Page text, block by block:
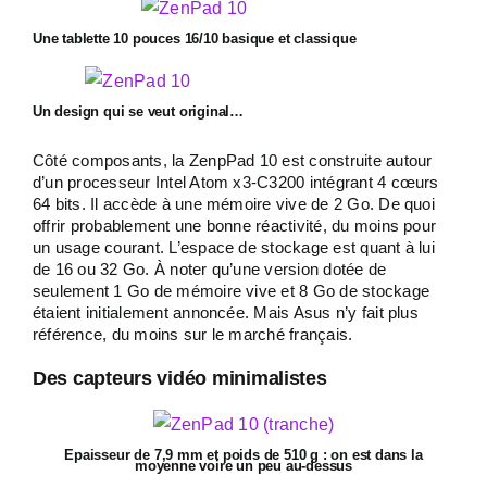
Une tablette 10 pouces 16/10 basique et classique
Un design qui se veut original…
Côté composants, la ZenpPad 10 est construite autour
d’un processeur Intel Atom x3-C3200 intégrant 4 cœurs
64 bits. Il accède à une mémoire vive de 2 Go. De quoi
offrir probablement une bonne réactivité, du moins pour
un usage courant. L’espace de stockage est quant à lui
de 16 ou 32 Go. À noter qu’une version dotée de
seulement 1 Go de mémoire vive et 8 Go de stockage
étaient initialement annoncée. Mais Asus n’y fait plus
référence, du moins sur le marché français.
Des capteurs vidéo minimalistes
Epaisseur de 7,9 mm et poids de 510 g : on est dans la
moyenne voire un peu au-dessus